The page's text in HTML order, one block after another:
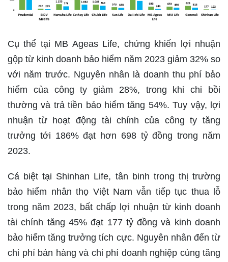
Cụ thể tại MB Ageas Life, chứng khiến lợi nhuận
gộp từ kinh doanh bảo hiểm năm 2023 giảm 32% so
với năm trước. Nguyên nhân là doanh thu phí bảo
hiểm của công ty giảm 28%, trong khi chi bồi
thường và trả tiền bảo hiểm tăng 54%. Tuy vậy, lợi
nhuận từ hoạt động tài chính của công ty tăng
trưởng tới 186% đạt hơn 698 tỷ đồng trong năm
2023.
Cá biệt tại Shinhan Life, tân binh trong thị trường
bảo hiểm nhân thọ Việt Nam vẫn tiếp tục thua lỗ
trong năm 2023, bất chấp lợi nhuận từ kinh doanh
tài chính tăng 45% đạt 177 tỷ đồng và kinh doanh
bảo hiểm tăng trưởng tích cực. Nguyên nhân đến từ
chi phí bán hàng và chi phí doanh nghiệp cùng tăng